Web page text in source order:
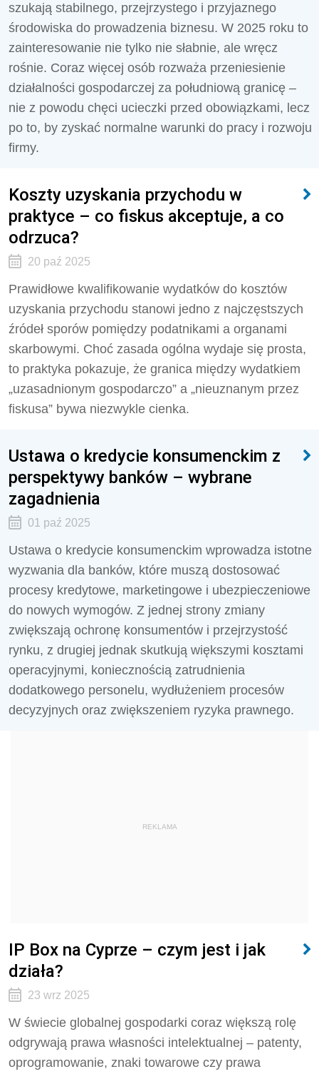
szukają stabilnego, przejrzystego i przyjaznego
środowiska do prowadzenia biznesu. W 2025 roku to
zainteresowanie nie tylko nie słabnie, ale wręcz
rośnie. Coraz więcej osób rozważa przeniesienie
działalności gospodarczej za południową granicę –
nie z powodu chęci ucieczki przed obowiązkami, lecz
po to, by zyskać normalne warunki do pracy i rozwoju
firmy.
Koszty uzyskania przychodu w
praktyce – co fiskus akceptuje, a co
odrzuca?
20 paź 2025
Prawidłowe kwalifikowanie wydatków do kosztów
uzyskania przychodu stanowi jedno z najczęstszych
źródeł sporów pomiędzy podatnikami a organami
skarbowymi. Choć zasada ogólna wydaje się prosta,
to praktyka pokazuje, że granica między wydatkiem
„uzasadnionym gospodarczo” a „nieuznanym przez
fiskusa” bywa niezwykle cienka.
Ustawa o kredycie konsumenckim z
perspektywy banków – wybrane
zagadnienia
01 paź 2025
Ustawa o kredycie konsumenckim wprowadza istotne
wyzwania dla banków, które muszą dostosować
procesy kredytowe, marketingowe i ubezpieczeniowe
do nowych wymogów. Z jednej strony zmiany
zwiększają ochronę konsumentów i przejrzystość
rynku, z drugiej jednak skutkują większymi kosztami
operacyjnymi, koniecznością zatrudnienia
dodatkowego personelu, wydłużeniem procesów
decyzyjnych oraz zwiększeniem ryzyka prawnego.
REKLAMA
IP Box na Cyprze – czym jest i jak
działa?
23 wrz 2025
W świecie globalnej gospodarki coraz większą rolę
odgrywają prawa własności intelektualnej – patenty,
oprogramowanie, znaki towarowe czy prawa